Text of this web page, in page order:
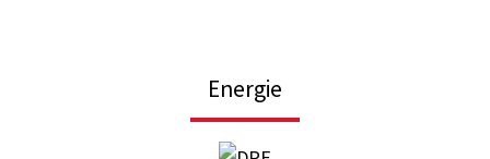
Energie